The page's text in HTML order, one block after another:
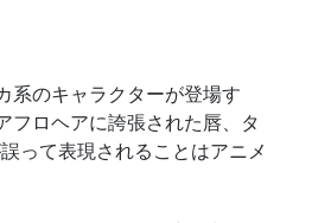
系のキャラクターが登場す
フロヘアに誇張された唇、タ
って表現されることはアニメ